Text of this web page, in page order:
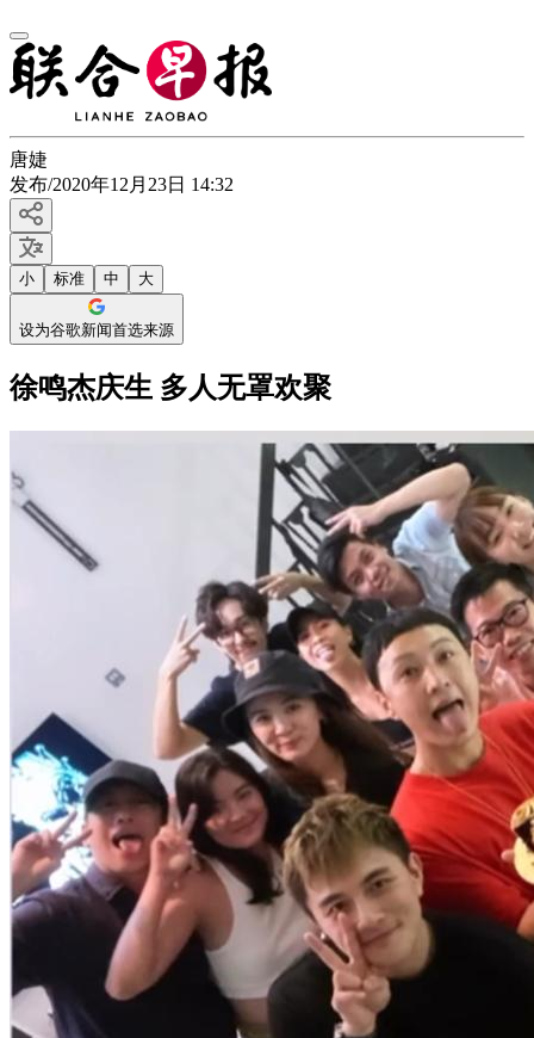
唐婕
发布/2020年12月23日 14:32
小 标准 中 大
设为谷歌新闻首选来源
徐鸣杰庆生 多人无罩欢聚